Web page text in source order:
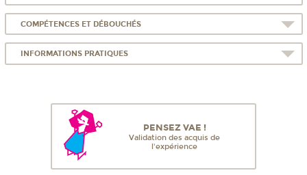
COMPÉTENCES ET DÉBOUCHÉS
INFORMATIONS PRATIQUES
PENSEZ VAE !
Validation des acquis de
l'expérience